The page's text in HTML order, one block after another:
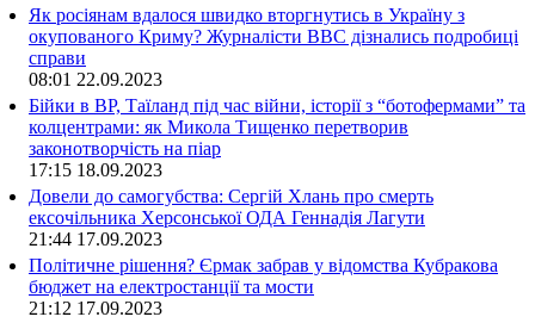
Як росіянам вдалося швидко вторгнутись в Україну з
окупованого Криму? Журналісти ВВС дізнались подробиці
справи
08:01 22.09.2023
Бійки в ВР, Таїланд під час війни, історії з “ботофермами” та
колцентрами: як Микола Тищенко перетворив
законотворчість на піар
17:15 18.09.2023
Довели до самогубства: Сергій Хлань про смерть
ексочільника Херсонської ОДА Геннадія Лагути
21:44 17.09.2023
Політичне рішення? Єрмак забрав у відомства Кубракова
бюджет на електростанції та мости
21:12 17.09.2023